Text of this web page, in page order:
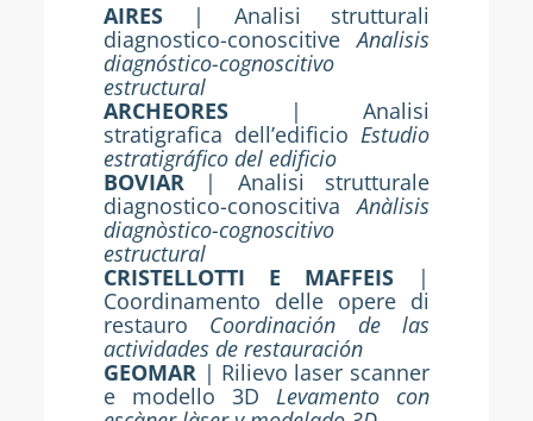
AIRES | Analisi strutturali
diagnostico-conoscitive Analisis
diagnóstico-cognoscitivo
estructural
ARCHEORES | Analisi
stratigrafica dell’edificio Estudio
estratigráfico del edificio
BOVIAR | Analisi strutturale
diagnostico-conoscitivaAnàlisis
diagnòstico-cognoscitivo
estructural
CRISTELLOTTI E MAFFEIS|
Coordinamento delle opere di
restauro Coordinación de las
actividades de restauración
GEOMAR | Rilievo laser scanner
e modello 3D Levamento con